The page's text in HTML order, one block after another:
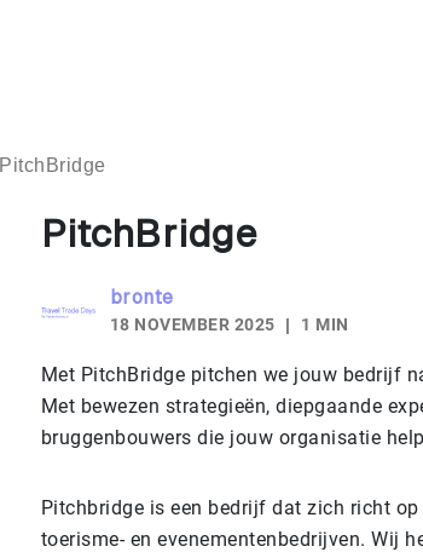
PitchBridge
PitchBridge
bronte
18 NOVEMBER 2025 1 MIN
Met PitchBridge pitchen we jouw bedrijf
Met bewezen strategieën, diepgaande
bruggenbouwers die jouw organisatie
Pitchbridge is een bedrijf dat zich richt
toerisme- en evenementenbedrijven. Wij